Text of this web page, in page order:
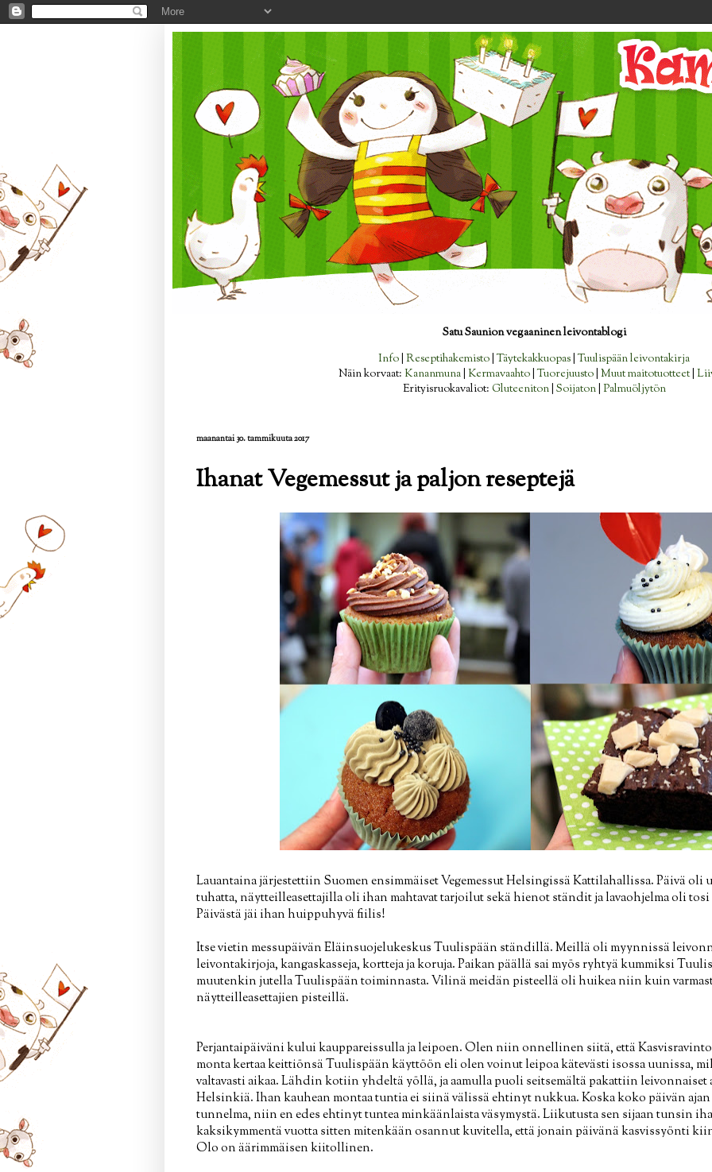
Satu Saunion vegaaninen leivontablogi
Info Reseptihakemisto |Täytekakkuopas |Tuulispään leivontakirja
Näin korvaat: Kananmuna Kermavaahto |Tuorejuusto Muut maitotuotteet|
Erityisruokavaliot: Gluteeniton| Soijaton| Palmuöljytön
maanantai 30. tammikuuta 2017
Ihanat Vegemessut ja paljon reseptejä
Lauantaina järjestettiin Suomen ensimmäiset Vegemessut Helsingissä Kattilahallissa. Päivä
tuhatta, näytteilleasettajilla oli ihan mahtavat tarjoilut sekä hienot ständit ja lavaohjelma oli
Päivästä jäi ihan huippuhyvä fiilis!
Itse vietin messupäivän Eläinsuojelukeskus Tuulispään ständillä. Meillä oli myynnissä
leivontakirjoja, kangaskasseja, kortteja ja koruja. Paikan päällä sai myös ryhtyä kummiksi
muutenkin jutella Tuulispään toiminnasta. Vilinä meidän pisteellä oli huikea niin kuin
näytteilleasettajien pisteillä.
Perjantaipäiväni kului kauppareissulla ja leipoen. Olen niin onnellinen siitä, että
monta kertaa keittiönsä Tuulispään käyttöön eli olen voinut leipoa kätevästi isossa uunissa,
valtavasti aikaa. Lähdin kotiin yhdeltä yöllä, ja aamulla puoli seitsemältä pakattiin
Helsinkiä. Ihan kauhean montaa tuntia ei siinä välissä ehtinyt nukkua. Koska koko päivän
tunnelma, niin en edes ehtinyt tuntea minkäänlaista väsymystä. Liikutusta sen sijaan tunsin
kaksikymmentä vuotta sitten mitenkään osannut kuvitella, että jonain päivänä kasvissyönti
Olo on äärimmäisen kiitollinen.